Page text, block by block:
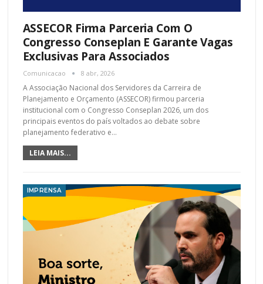
ASSECOR Firma Parceria Com O
Congresso Conseplan E Garante Vagas
Exclusivas Para Associados
Comunicacao 8 abr, 2026
A Associação Nacional dos Servidores da Carreira de
Planejamento e Orçamento (ASSECOR) firmou parceria
institucional com o Congresso Conseplan 2026, um dos
principais eventos do país voltados ao debate sobre
planejamento federativo e…
LEIA MAIS...
IMPRENSA